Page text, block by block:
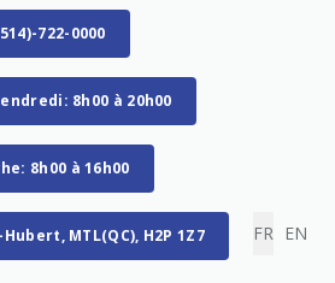
722-0000
8h00 à 20h00
8h00 à 16h00
MTL(QC), H2P 1Z7 FR EN